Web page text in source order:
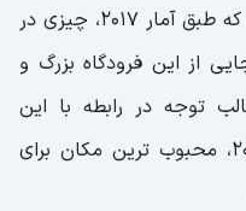
متری از سطح دریا واقع شده است که طبق آمار 2017، چیزی در
از این فرودگاه بزرگ و
توجه در رابطه با این
فرودگاه این است که در سال 2012، محبوب ترین مکان برای